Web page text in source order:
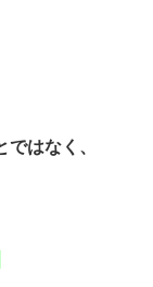
はなく、